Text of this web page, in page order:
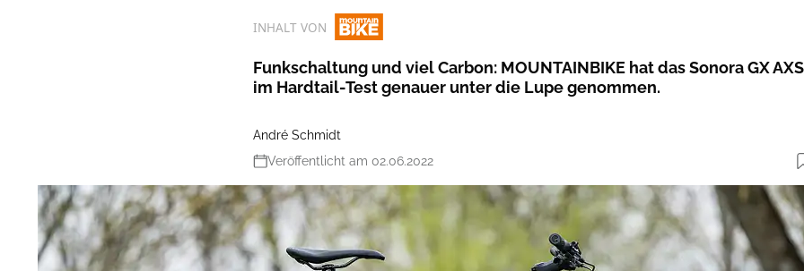
INHALT VON
Funkschaltung und viel Carbon: MOUNTAINBIKE hat das Sonora GX AXS
im Hardtail-Test genauer unter die Lupe genommen.
André Schmidt
Veröffentlicht am 02.06.2022